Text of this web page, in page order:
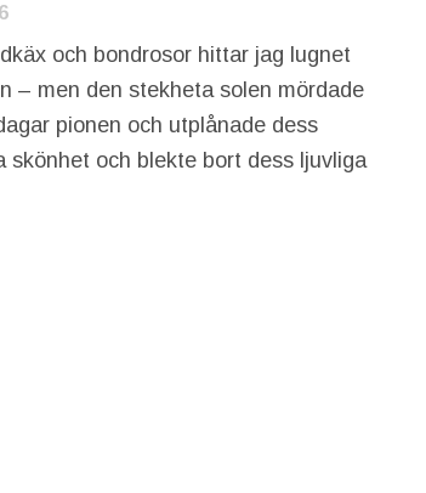
och bondrosor hittar jag lugnet
– men den stekheta solen mördade
pionen och utplånade dess
skönhet och blekte bort dess ljuvliga